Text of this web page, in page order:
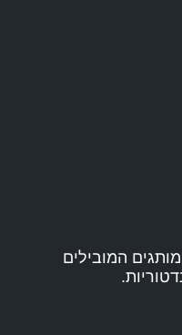
המובילים